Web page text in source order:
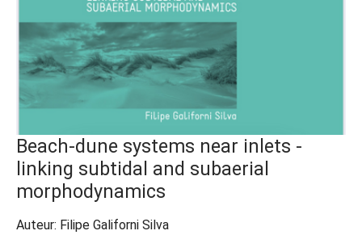
Beach-dune systems near inlets -
linking subtidal and subaerial
morphodynamics
Auteur: Filipe Galiforni Silva